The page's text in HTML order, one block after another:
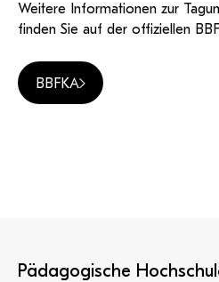
Weitere Informationen zur
finden Sie auf der offiziellen
BBFKA
Pädagogische